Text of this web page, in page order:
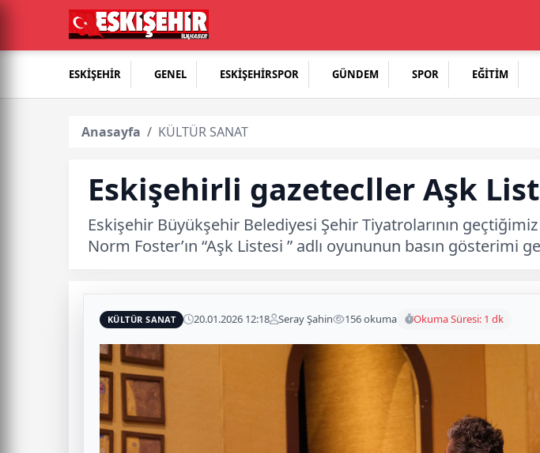
ESKİŞEHİR GENEL ESKİŞEHİRSPOR GÜNDEM SPOR EĞİTİM
Anasayfa KÜLTÜR SANAT
Eskişehirli gazetecller Aşk
Eskişehir Büyükşehir Belediyesi Şehir Tiyatrolarının geçtiğimiz
Norm Foster’ın “Aşk Listesi ” adlı oyununun basın gösterimi
KÜLTÜR SANAT 20.01.2026 12:18 Seray Şahin 156 okuma Okuma Süresi: 1 dk